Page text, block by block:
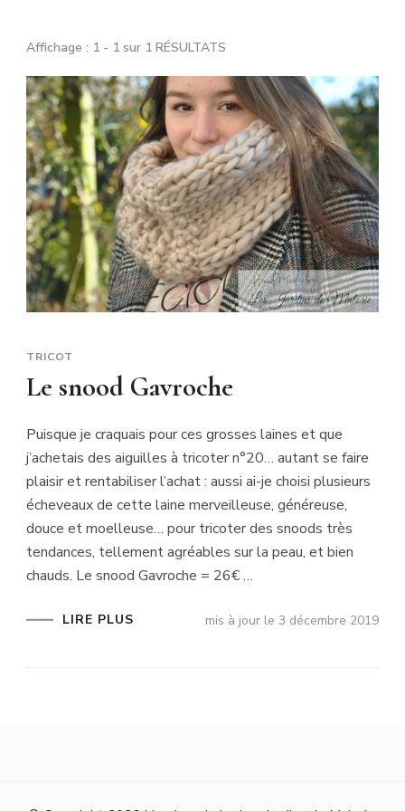
Affichage : 1 - 1 sur 1 RÉSULTATS
TRICOT
Le snood Gavroche
Puisque je craquais pour ces grosses laines et que
j’achetais des aiguilles à tricoter n°20… autant se faire
plaisir et rentabiliser l’achat : aussi ai-je choisi plusieurs
écheveaux de cette laine merveilleuse, généreuse,
douce et moelleuse… pour tricoter des snoods très
tendances, tellement agréables sur la peau, et bien
chauds. Le snood Gavroche = 26€ …
LIRE PLUS mis à jour le 3 décembre 2019